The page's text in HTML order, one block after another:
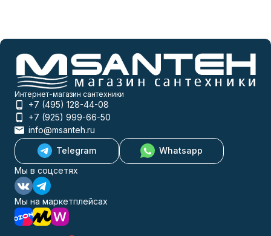
Интернет-магазин сантехники
+7 (495) 128-44-08
+7 (925) 999-66-50
info@msanteh.ru
Telegram
Whatsapp
Мы в соцсетях
Мы на маркетплейсах